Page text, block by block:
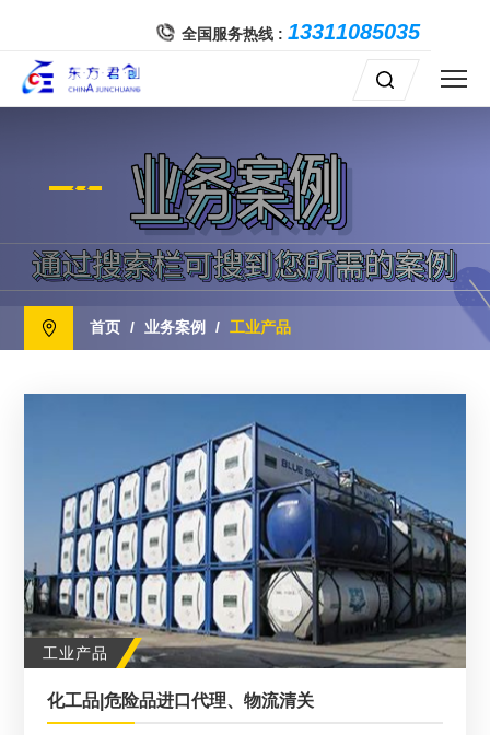
全国服务热线 :13311085035
首页 / 业务案例 / 工业产品
工业产品
化工品|危险品进口代理、物流清关